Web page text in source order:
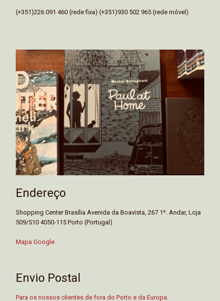
(+351)226 091 460 (rede fixa) (+351)930 502 965 (rede móvel)
Endereço
Shopping Center Brasília Avenida da Boavista, 267 1º. Andar, Loja
509/510 4050-115 Porto (Portugal)
Mapa Google
Envio Postal
Para os nossos clientes de fora do Porto e da Europa.